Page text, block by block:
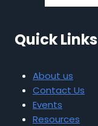
Quick Links
About us
Contact Us
Events
Resources